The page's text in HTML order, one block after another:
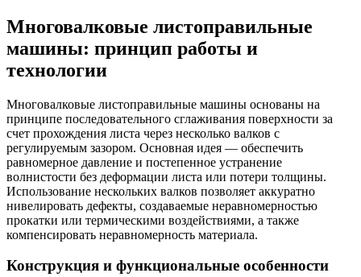
Многовалковые листоправильные
машины: принцип работы и
технологии
Многовалковые листоправильные машины основаны на
принципе последовательного сглаживания поверхности за
счет прохождения листа через несколько валков с
регулируемым зазором. Основная идея — обеспечить
равномерное давление и постепенное устранение
волнистости без деформации листа или потери толщины.
Использование нескольких валков позволяет аккуратно
нивелировать дефекты, создаваемые неравномерностью
прокатки или термическими воздействиями, а также
компенсировать неравномерность материала.
Конструкция и функциональные особенности